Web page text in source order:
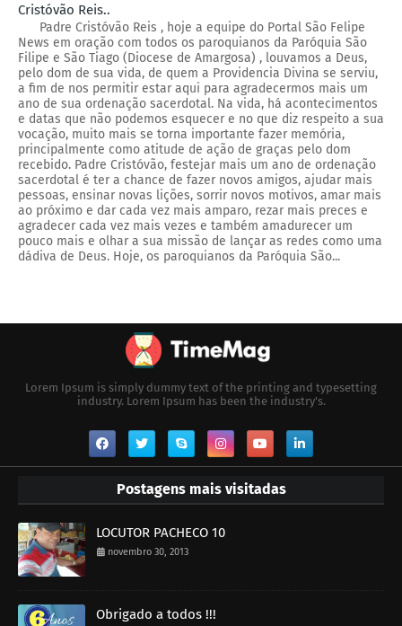
Cristóvão Reis..
Padre Cristóvão Reis , hoje a equipe do Portal São Felipe
News em oração com todos os paroquianos da Paróquia São
Filipe e São Tiago (Diocese de Amargosa) , louvamos a Deus,
pelo dom de sua vida, de quem a Providencia Divina se serviu,
a fim de nos permitir estar aqui para agradecermos mais um
ano de sua ordenação sacerdotal. Na vida, há acontecimentos
e datas que não podemos esquecer e no que diz respeito a sua
vocação, muito mais se torna importante fazer memória,
principalmente como atitude de ação de graças pelo dom
recebido. Padre Cristóvão, festejar mais um ano de ordenação
sacerdotal é ter a chance de fazer novos amigos, ajudar mais
pessoas, ensinar novas lições, sorrir novos motivos, amar mais
ao próximo e dar cada vez mais amparo, rezar mais preces e
agradecer cada vez mais vezes e também amadurecer um
pouco mais e olhar a sua missão de lançar as redes como uma
dádiva de Deus. Hoje, os paroquianos da Paróquia São...
Lorem Ipsum is simply dummy text of the printing and typesetting
industry. Lorem Ipsum has been the industry's.
Postagens mais visitadas
LOCUTOR PACHECO 10
novembro 30, 2013
Obrigado a todos !!!